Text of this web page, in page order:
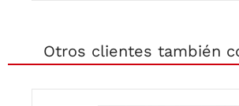
Otros clientes también